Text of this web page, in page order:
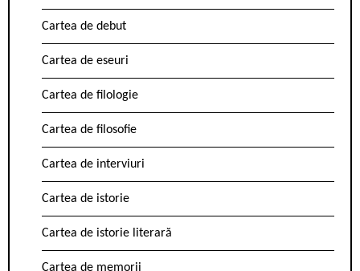
Cartea de debut
Cartea de eseuri
Cartea de filologie
Cartea de filosofie
Cartea de interviuri
Cartea de istorie
Cartea de istorie literară
Cartea de memorii